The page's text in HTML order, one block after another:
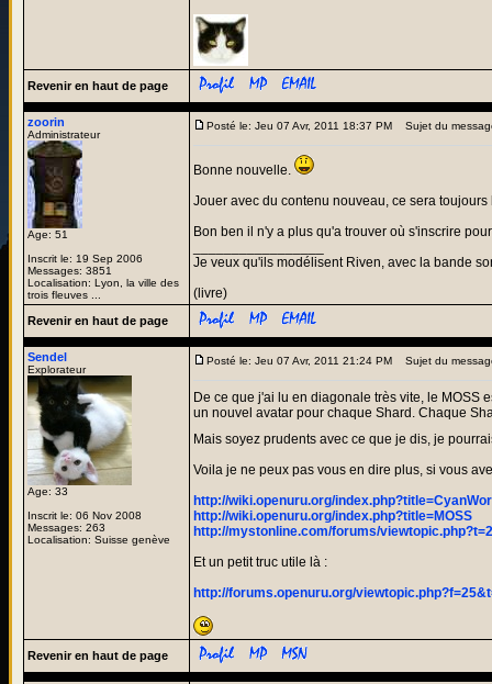
Revenir en haut de page
zoorin
Administrateur
Age: 51
Inscrit le: 19 Sep 2006
Messages: 3851
Localisation: Lyon, la ville des
trois fleuves ...
Posté le: Jeu 07 Avr, 2011 18:37 PM Sujet du
Bonne nouvelle.
Jouer avec du contenu nouveau, ce sera
Bon ben il n'y a plus qu'a trouver où s'inscrire
Je veux qu'ils modélisent Riven, avec la bande
(livre)
Revenir en haut de page
Sendel
Explorateur
Age: 33
Inscrit le: 06 Nov 2008
Messages: 263
Localisation: Suisse genève
Posté le: Jeu 07 Avr, 2011 21:24 PM Sujet du
De ce que j'ai lu en diagonale très vite, le MOSS
un nouvel avatar pour chaque Shard. Chaque
Mais soyez prudents avec ce que je dis, je
Voila je ne peux pas vous en dire plus, si vous
http://wiki.openuru.org/
http://wiki.openuru.org/index.php?title=MOSS
http://mystonline.com/forums/
Et un petit truc utile là :
http://forums.openuru.org/
Revenir en haut de page